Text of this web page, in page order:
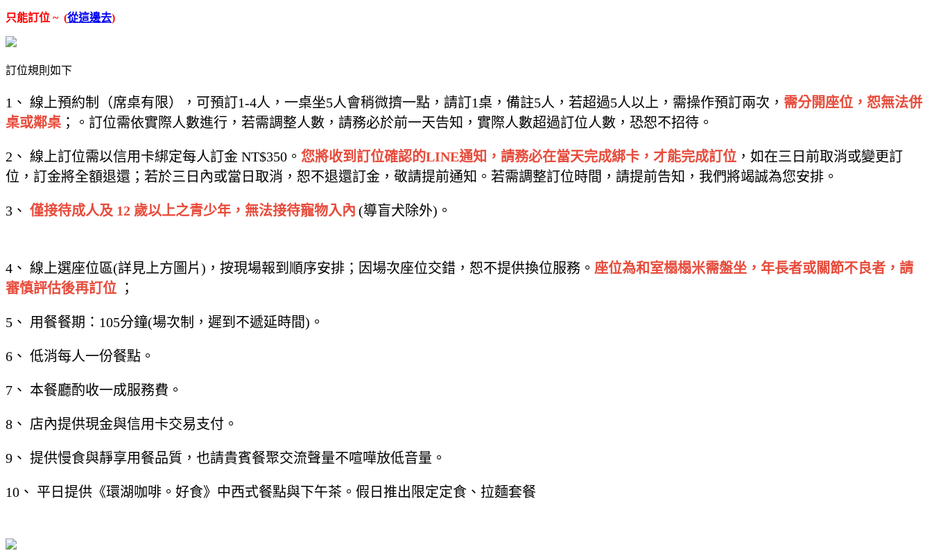
只能訂位 ~ (從這邊去)
訂位規則如下
1、 線上預約制（席桌有限），可預訂1-4人，一桌坐5人會稍微擠一點，請訂1桌，備註5人，若超過5人以上，需操作預訂兩次， 需分開座位，恕無法併
桌或鄰桌 ；。訂位需依實際人數進行，若需調整人數，請務必於前一天告知，實際人數超過訂位人數，恐恕不招待。
2、 線上訂位需以信用卡綁定每人訂金 NT$350。 您將收到訂位確認的LINE通知，請務必在當天完成綁卡，才能完成訂位 ，如在三日前取消或變更訂
位，訂金將全額退還；若於三日內或當日取消，恕不退還訂金，敬請提前通知。若需調整訂位時間，請提前告知，我們將竭誠為您安排。
3、 僅接待成人及 12 歲以上之青少年，無法接待寵物入內 (導盲犬除外)。
4、 線上選座位區(詳見上方圖片)，按現場報到順序安排；因場次座位交錯，恕不提供換位服務。 座位為和室榻榻米需盤坐，年長者或關節不良者，請
審慎評估後再訂位 ；
5、 用餐餐期：105分鐘(場次制，遲到不遞延時間)。
6、 低消每人一份餐點。
7、 本餐廳酌收一成服務費。
8、 店內提供現金與信用卡交易支付。
9、 提供慢食與靜享用餐品質，也請貴賓餐聚交流聲量不喧嘩放低音量。
10、 平日提供《環湖咖啡。好食》中西式餐點與下午茶。假日推出限定定食、拉麵套餐